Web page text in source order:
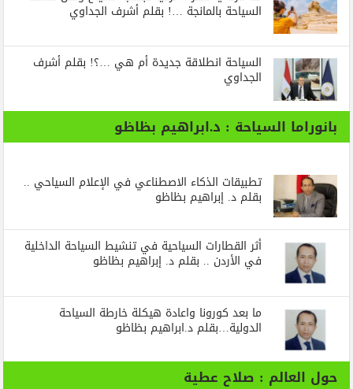
السياحة بالمانجة …! بقلم أشرف الجداوي
السياحة انطلاقة جديدة أم هي …؟! بقلم أشرف
الجداوي
بانوراما السياحة : د.ابراهيم بظاظو
تطبيقات الذكاء الاصطناعي في الإعلام السياحي ..
بقلم د. إبراهيم بظاظو
أثر القطارات السياحية في تنشيط السياحة الداخلية
في الأردن .. بقلم د. إبراهيم بظاظو
ما بعد كورونا واعادة هيكلة خارطة السياحة
الدولية…بقلم د.ابراهيم بظاظو
حول العالم : صلاح عطية